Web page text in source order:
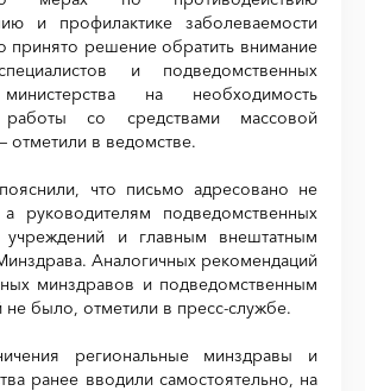
и профилактике заболеваемости
принято решение обратить внимание
и подведомственных
на необходимость
работы со средствами массовой
отметили в ведомстве.
что письмо адресовано не
руководителям подведомственных
учреждений и главным внештатным
Аналогичных рекомендаций
минздравов и подведомственным
было, отметили в пресс-службе.
региональные минздравы и
ранее вводили самостоятельно, на